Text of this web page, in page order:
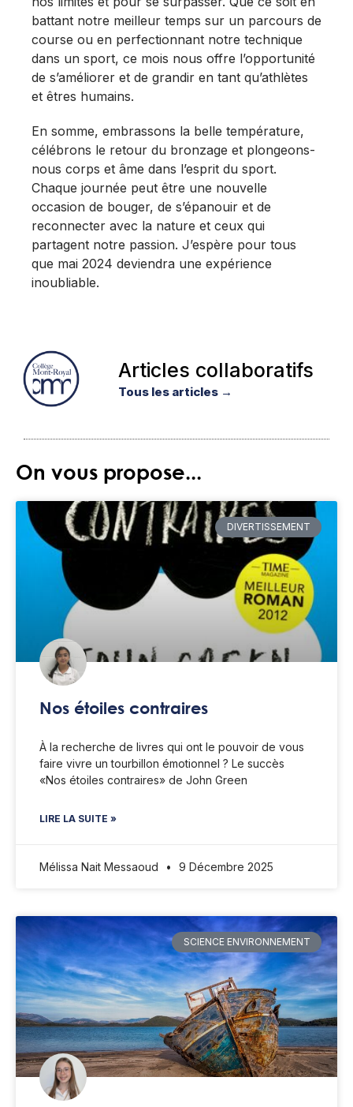
battant notre meilleur temps sur un parcours de
course ou en perfectionnant notre technique
dans un sport, ce mois nous offre l’opportunité
de s’améliorer et de grandir en tant qu’athlètes
et êtres humains.
En somme, embrassons la belle température,
célébrons le retour du bronzage et plongeons-
nous corps et âme dans l’esprit du sport.
Chaque journée peut être une nouvelle
occasion de bouger, de s’épanouir et de
reconnecter avec la nature et ceux qui
partagent notre passion. J’espère pour tous
que mai 2024 deviendra une expérience
inoubliable.
Articles collaboratifs
Tous les articles →
On vous propose...
DIVERTISSEMENT
Nos étoiles contraires
À la recherche de livres qui ont le pouvoir de vous
faire vivre un tourbillon émotionnel ? Le succès
«Nos étoiles contraires» de John Green
LIRE LA SUITE »
Mélissa Nait Messaoud 9 Décembre 2025
SCIENCE ENVIRONNEMENT